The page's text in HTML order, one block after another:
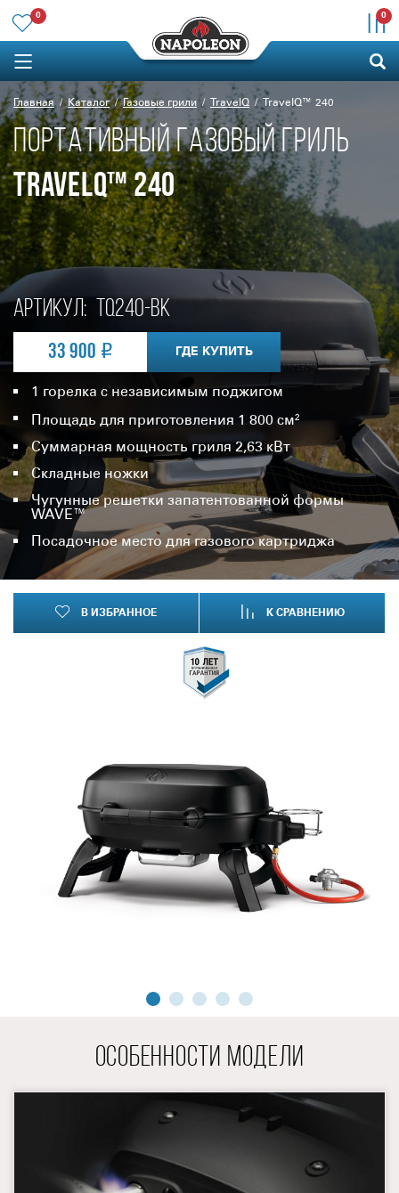
0 0
Главная Каталог Газовые грили TravelQ TravelQ™ 240
ПОРТАТИВНЫЙ ГАЗОВЫЙ ГРИЛЬ
TRAVELQ™ 240
Артикул: TQ240-BK
33 900 ГДЕ КУПИТЬ
1 горелка с независимым поджигом
Площадь для приготовления 1 800 см²
Суммарная мощность гриля 2,63 кВт
Складные ножки
Чугунные решетки запатентованной формы
WAVE™
Посадочное место для газового картриджа
В ИЗБРАННОЕ К СРАВНЕНИЮ
ОСОБЕННОСТИ МОДЕЛИ